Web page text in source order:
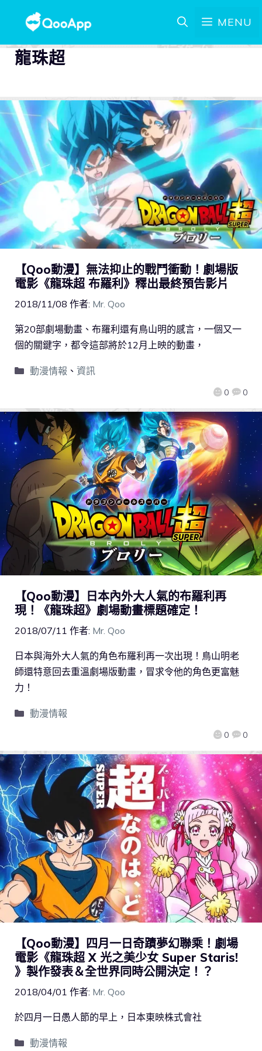
MENU
龍珠超
【Qoo動漫】無法抑止的戰鬥衝動！劇場版
電影《龍珠超 布羅利》釋出最終預告影片
2018/11/08 作者: Mr. Qoo
0 0
第20部劇場動畫、布羅利還有鳥山明的感言，一個又一
個的關鍵字，都令這部將於12月上映的動畫，
動漫情報 、 資訊
【Qoo動漫】日本內外大人氣的布羅利再
現！《龍珠超》劇場動畫標題確定！
2018/07/11 作者: Mr. Qoo
0 0
日本與海外大人氣的角色布羅利再一次出現！鳥山明老
師還特意回去重溫劇場版動畫，冒求令他的角色更富魅
力！
動漫情報
【Qoo動漫】四月一日奇蹟夢幻聯乘！劇場
電影《龍珠超 X 光之美少女 Super Staris!
》製作發表＆全世界同時公開決定！？
2018/04/01 作者: Mr. Qoo
於四月一日愚人節的早上，日本東映株式會社
動漫情報